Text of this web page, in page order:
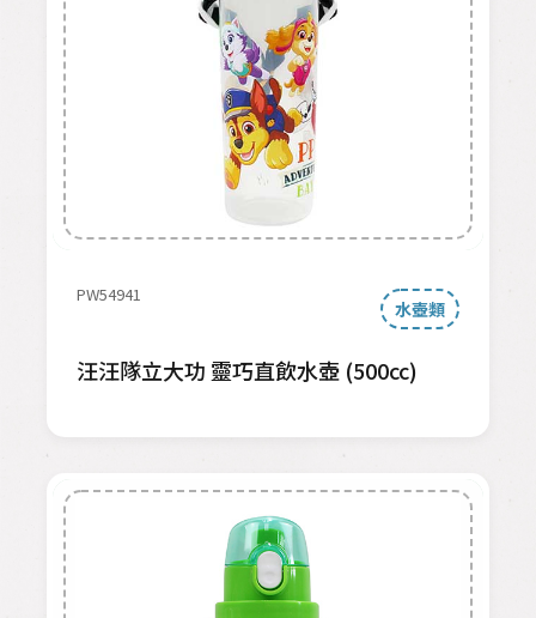
PW54941
水壺類
汪汪隊立大功 靈巧直飲水壺 (500cc)